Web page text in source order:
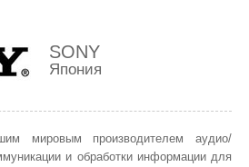
SONY
Япония
мировым производителем аудио/
и обработки информации для